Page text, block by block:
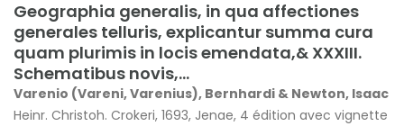
Geographia generalis, in qua affectiones
generales telluris, explicantur summa cura
quam plurimis in locis emendata,& XXXIII.
Schematibus novis,...
Varenio (Vareni, Varenius), Bernhardi & Newton, Isaac
Heinr. Christoh. Crokeri, 1693, Jenae, 4 édition avec vignette